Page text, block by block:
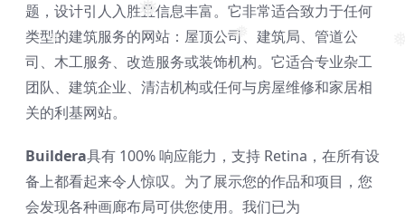
❅ ❅
❅
题，设计引人入胜且信息丰富。它非常适合致力于任何
类型的建筑服务的网站：屋顶公司、建筑局、管道公
司、木工服务、改造服务或装饰机构。它适合专业杂工
团队、建筑企业、清洁机构或任何与房屋维修和家居相
关的利基网站。
Buildera具有 100% 响应能力，支持 Retina，在所有设
备上都看起来令人惊叹。为了展示您的作品和项目，您
会发现各种画廊布局可供您使用。我们已为